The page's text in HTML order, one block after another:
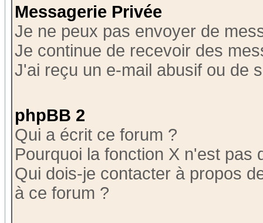
Messagerie Privée
Je ne peux pas envoyer de
Je continue de recevoir des
J'ai reçu un e-mail abusif ou de
phpBB 2
Qui a écrit ce forum ?
Pourquoi la fonction X n'est pas
Qui dois-je contacter à propos
à ce forum ?